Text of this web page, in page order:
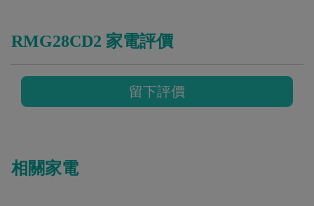
RMG28CD2 家電評價
留下評價
相關家電